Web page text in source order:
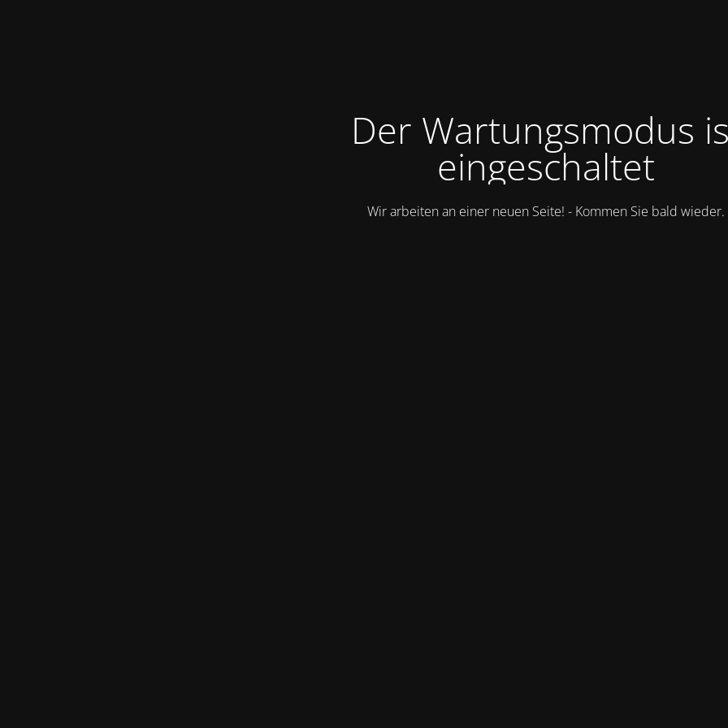
Der Wartungsmodus
eingeschaltet
Wir arbeiten an einer neuen Seite! - Kommen Sie bald wieder.